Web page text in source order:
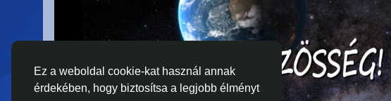
Ez a weboldal cookie-kat használ annak
érdekében, hogy biztosítsa a legjobb élményt